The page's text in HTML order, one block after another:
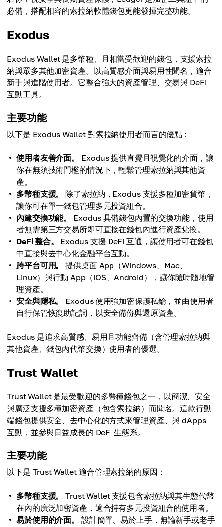
必備，搭配相容的索拉納軟體錢包更能發揮完整功能。
Exodus
Exodus Wallet 是多幣種、且相當受歡迎的錢包，支援索拉
納與眾多其他加密資產。以高質感介面與易用性聞名，適合
新手與進階使用者。它整合強大的資產管理、交易與 DeFi
互動工具。
主要功能
以下是 Exodus Wallet 對索拉納使用者而言的優點：
使用者友善介面。
Exodus 提供直覺且視覺化的介面，讓
你在無須技術門檻的情況下，輕鬆管理索拉納與其他資
產。
多幣種支援。
除了索拉納，Exodus 支援多種加密貨幣，
讓你可在單一錢包管理多元投資組合。
內建交換功能。
Exodus 具備錢包內置的交換功能，使用
者無需第三方交易所即可直接在錢包內進行資產兌換。
DeFi 整合。
Exodus 支援 DeFi 互通，讓使用者可在錢包
中直接與去中心化金融平台互動。
跨平台可用。
提供桌面 App（Windows、Mac、
Linux）與行動 App（iOS、Android），讓你隨時隨地管
理資產。
安全與隱私。
Exodus 使用強加密保護私鑰，並由使用者
自行保管恢復助記詞，以安全備份與還原資產。
Exodus 是追求高質感、易用且功能齊備（含管理索拉納與
其他資產、錢包內代幣交換）使用者的優選。
Trust Wallet
Trust Wallet 是最受歡迎的多幣種錢包之一，以簡潔、安全
與廣泛支援多種加密資產（包含索拉納）而聞名。這款行動
端錢包提供安全、去中心化的方式來管理資產、與 dApps
互動，並參與日益成長的 DeFi 生態系。
主要功能
以下是 Trust Wallet 適合管理索拉納的原因：
多幣種支援。
Trust Wallet 支援包含索拉納與其生態代幣
在內的廣泛加密資產，適合持有多元投資組合的使用者。
易於使用的介面。
設計簡單、易於上手，無論新手或老手